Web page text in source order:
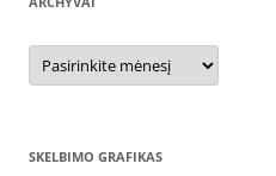
Archyvai
SKELBIMO GRAFIKAS